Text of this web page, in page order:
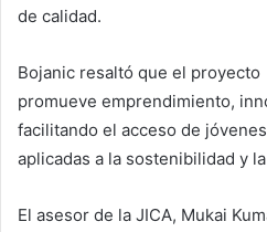
de calidad.
Bojanic resaltó que el proyecto
promueve emprendimiento,
facilitando el acceso de
aplicadas a la sostenibilidad y
El asesor de la JICA, Mukai